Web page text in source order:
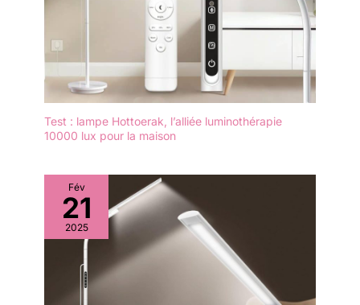
Test : lampe Hottoerak, l’alliée luminothérapie
10000 lux pour la maison
Fév
21
2025